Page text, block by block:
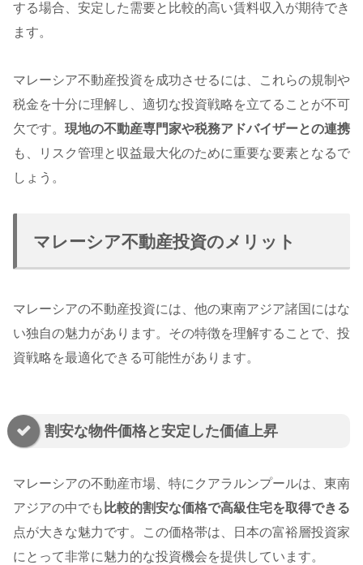
する場合、安定した需要と比較的高い賃料収入が期待でき
ます。
マレーシア不動産投資を成功させるには、これらの規制や
税金を十分に理解し、適切な投資戦略を立てることが不可
欠です。 現地の不動産専門家や税務アドバイザーとの連携
も、リスク管理と収益最大化のために重要な要素となるで
しょう。
マレーシア不動産投資のメリット
マレーシアの不動産投資には、他の東南アジア諸国にはな
い独自の魅力があります。その特徴を理解することで、投
資戦略を最適化できる可能性があります。
割安な物件価格と安定した価値上昇
マレーシアの不動産市場、特にクアラルンプールは、東南
アジアの中でも 比較的割安な価格で高級住宅を取得できる
点が大きな魅力です。この価格帯は、日本の富裕層投資家
にとって非常に魅力的な投資機会を提供しています。